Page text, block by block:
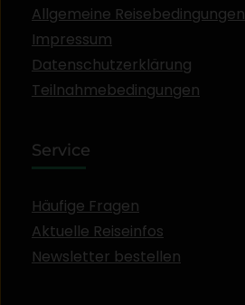
Allgemeine Reisebedingungen
Impressum
Datenschutzerklärung
Teilnahmebedingungen
Service
Häufige Fragen
Aktuelle Reiseinfos
Newsletter bestellen